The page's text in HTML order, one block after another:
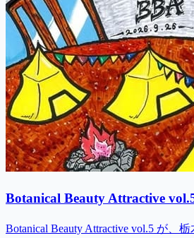
Botanical Beauty Attractive
Botanical Beauty Attractive vol.5 が、